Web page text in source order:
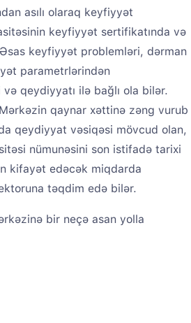
asılı olaraq keyfiyyət
keyfiyyət sertifikatında və
keyfiyyət problemləri, dərman
parametrlərindən
qeydiyyatı ilə bağlı ola bilər.
qaynar xəttinə zəng vurub
qeydiyyat vəsiqəsi mövcud olan,
nümunəsini son istifadə tarixi
kifayət edəcək miqdarda
təqdim edə bilər.
bir neçə asan yolla